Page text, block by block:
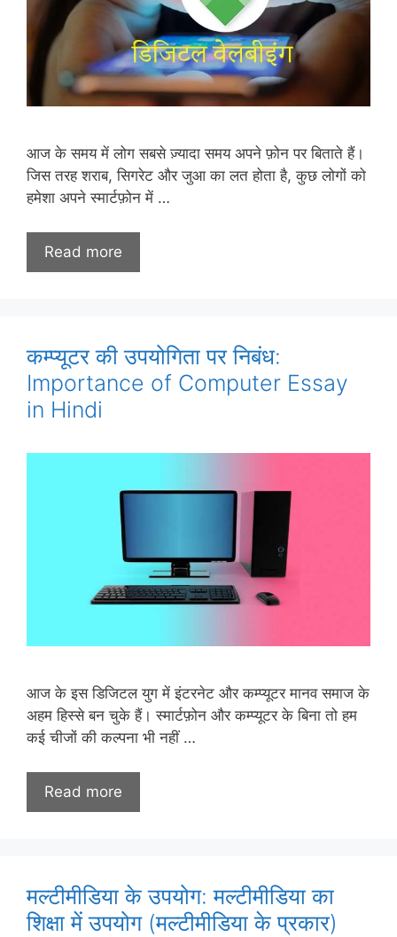
आज के समय में लोग सबसे ज़्यादा समय अपने फ़ोन पर बिताते हैं।
जिस तरह शराब, सिगरेट और जुआ का लत होता है, कुछ लोगों को
हमेशा अपने स्मार्टफ़ोन में …
Read more
कम्प्यूटर की उपयोगिता पर निबंध:
Importance of Computer Essay
in Hindi
आज के इस डिजिटल युग में इंटरनेट और कम्प्यूटर मानव समाज के
अहम हिस्से बन चुके हैं। स्मार्टफ़ोन और कम्प्यूटर के बिना तो हम
कई चीजों की कल्पना भी नहीं …
Read more
मल्टीमीडिया के उपयोग: मल्टीमीडिया का
शिक्षा में उपयोग (मल्टीमीडिया के प्रकार)